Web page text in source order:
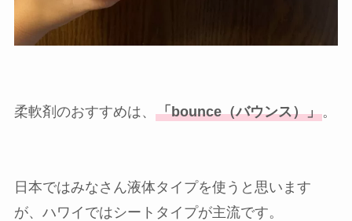
柔軟剤のおすすめは、 「bounce（バウンス）」。
日本ではみなさん液体タイプを使うと思います
が、ハワイではシートタイプが主流です。